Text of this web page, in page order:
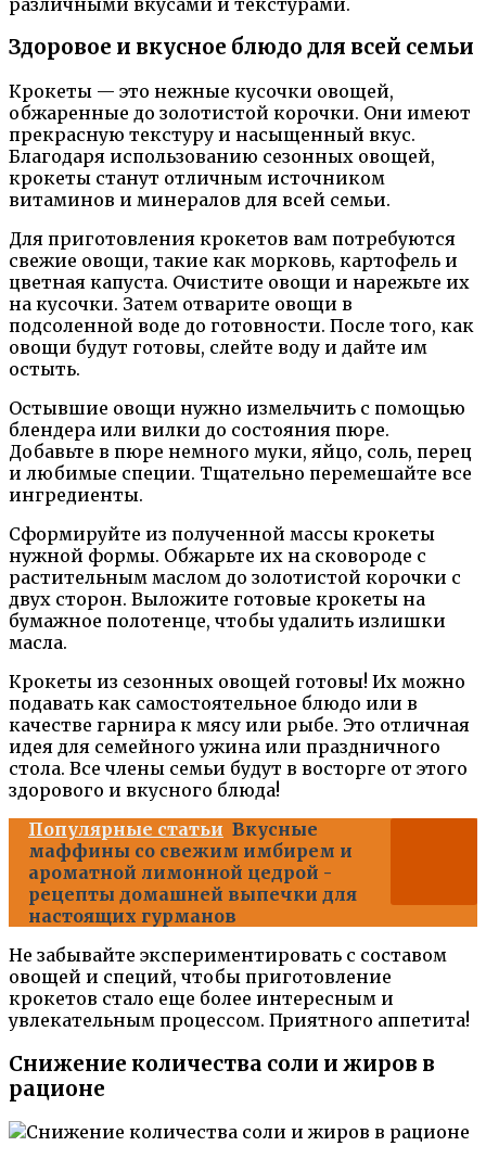
Здоровое и вкусное блюдо для всей семьи
Крокеты — это нежные кусочки овощей,
обжаренные до золотистой корочки. Они имеют
прекрасную текстуру и насыщенный вкус.
Благодаря использованию сезонных овощей,
крокеты станут отличным источником
витаминов и минералов для всей семьи.
Для приготовления крокетов вам потребуются
свежие овощи, такие как морковь, картофель и
цветная капуста. Очистите овощи и нарежьте их
на кусочки. Затем отварите овощи в
подсоленной воде до готовности. После того, как
овощи будут готовы, слейте воду и дайте им
остыть.
Остывшие овощи нужно измельчить с помощью
блендера или вилки до состояния пюре.
Добавьте в пюре немного муки, яйцо, соль, перец
и любимые специи. Тщательно перемешайте все
ингредиенты.
Сформируйте из полученной массы крокеты
нужной формы. Обжарьте их на сковороде с
растительным маслом до золотистой корочки с
двух сторон. Выложите готовые крокеты на
бумажное полотенце, чтобы удалить излишки
масла.
Крокеты из сезонных овощей готовы! Их можно
подавать как самостоятельное блюдо или в
качестве гарнира к мясу или рыбе. Это отличная
идея для семейного ужина или праздничного
стола. Все члены семьи будут в восторге от этого
здорового и вкусного блюда!
Популярные статьи Вкусные
маффины со свежим имбирем и
ароматной лимонной цедрой -
рецепты домашней выпечки для
настоящих гурманов
Не забывайте экспериментировать с составом
овощей и специй, чтобы приготовление
крокетов стало еще более интересным и
увлекательным процессом. Приятного аппетита!
Снижение количества соли и жиров в
рационе